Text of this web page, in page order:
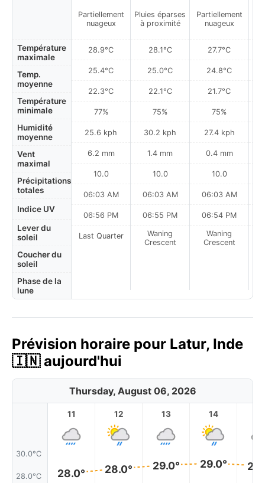
Température
maximale
Temp.
moyenne
Température
minimale
Humidité
moyenne
Vent
maximal
Précipitations
totales
Indice UV
Lever du
soleil
Coucher du
soleil
Phase de la
lune
Partiellement
nuageux
28.9°C
25.4°C
22.3°C
77%
25.6 kph
6.2 mm
10.0
06:03 AM
06:56 PM
Last Quarter
Pluies éparses
à proximité
28.1°C
25.0°C
22.1°C
75%
30.2 kph
1.4 mm
10.0
06:03 AM
06:55 PM
Waning
Crescent
Partiellement
nuageux
27.7°C
24.8°C
21.7°C
75%
27.4 kph
0.4 mm
10.0
06:03 AM
06:54 PM
Waning
Crescent
Prévision horaire pour Latur, Inde
🇮🇳 aujourd'hui
Thursday, August 06, 2026
30.0°C
28.0°C
11
28.0°
12
28.0°
13
29.0°
14
29.0°